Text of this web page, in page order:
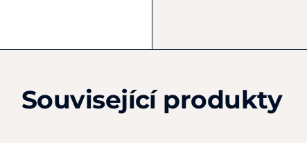
Související produkty